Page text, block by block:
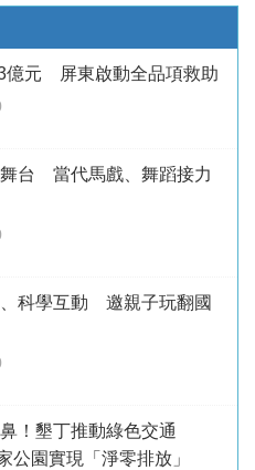
億元 屏東啟動全品項救助
台 當代馬戲、舞蹈接力
科學互動 邀親子玩翻國
！墾丁推動綠色交通
公園實現「淨零排放」